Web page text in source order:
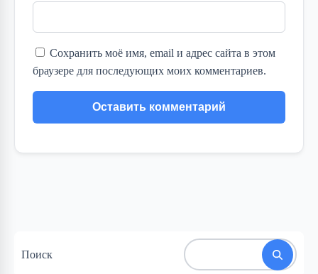
Сохранить моё имя, email и адрес сайта в этом
браузере для последующих моих комментариев.
Поиск